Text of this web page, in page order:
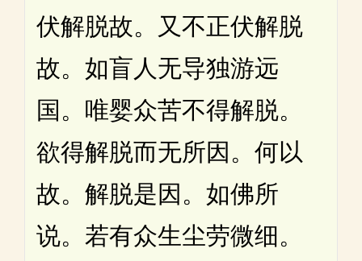
伏解脱故。又不正伏解脱
故。如盲人无导独游远
国。唯婴众苦不得解脱。
欲得解脱而无所因。何以
故。解脱是因。如佛所
说。若有众生尘劳微细。